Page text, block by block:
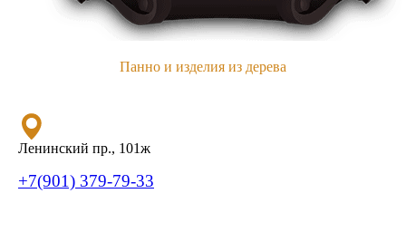
Панно и изделия из дерева
Ленинский пр., 101ж
+7(901) 379-79-33